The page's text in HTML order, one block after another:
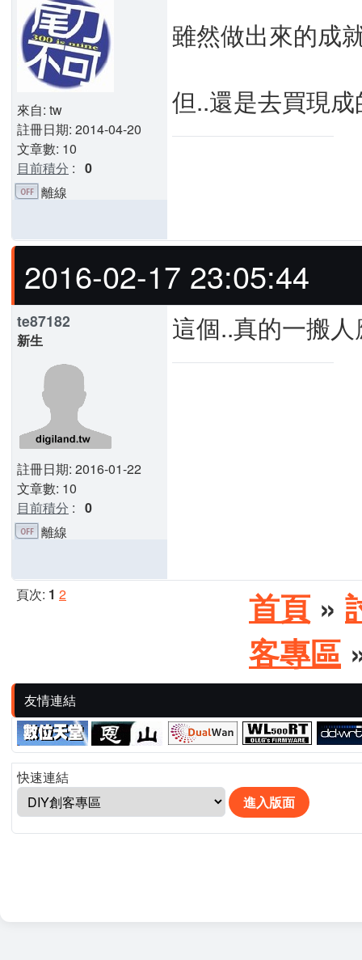
來自: tw
註冊日期: 2014-04-20
文章數: 10
目前積分 : 0
雖然做出來的成
但..還是去買現
離線
2016-02-17 23:05:44
te87182
新生
註冊日期: 2016-01-22
文章數: 10
目前積分 : 0
這個..真的一搬
離線
頁次: 1 2 首頁 »
客專區
友情連結
快速連結